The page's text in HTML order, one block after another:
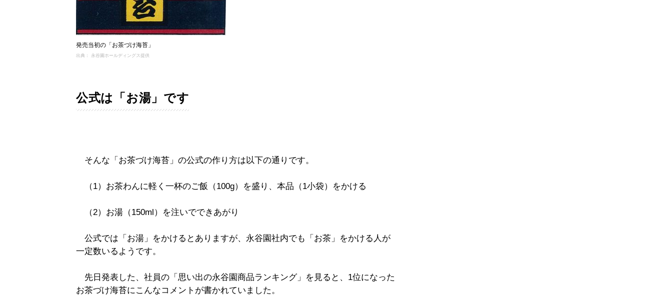
発売当初の「お茶づけ海苔」
出典： 永谷園ホールディングス提供
公式は「お湯」です
そんな「お茶づけ海苔」の公式の作り方は以下の通りです。
（1）お茶わんに軽く一杯のご飯（100g）を盛り、本品（1小袋）をかける
（2）お湯（150ml）を注いでできあがり
公式では「お湯」をかけるとありますが、永谷園社内でも「お茶」をかける人が
一定数いるようです。
先日発表した、社員の「思い出の永谷園商品ランキング」を見ると、1位になった
お茶づけ海苔にこんなコメントが書かれていました。